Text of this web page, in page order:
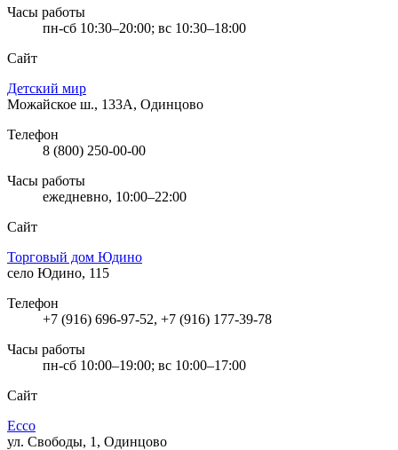
Часы работы
пн-сб 10:30–20:00; вс 10:30–18:00
Сайт
Детский мир
Можайское ш., 133А, Одинцово
Телефон
8 (800) 250-00-00
Часы работы
ежедневно, 10:00–22:00
Сайт
Торговый дом Юдино
село Юдино, 115
Телефон
+7 (916) 696-97-52, +7 (916) 177-39-78
Часы работы
пн-сб 10:00–19:00; вс 10:00–17:00
Сайт
Ecco
ул. Свободы, 1, Одинцово